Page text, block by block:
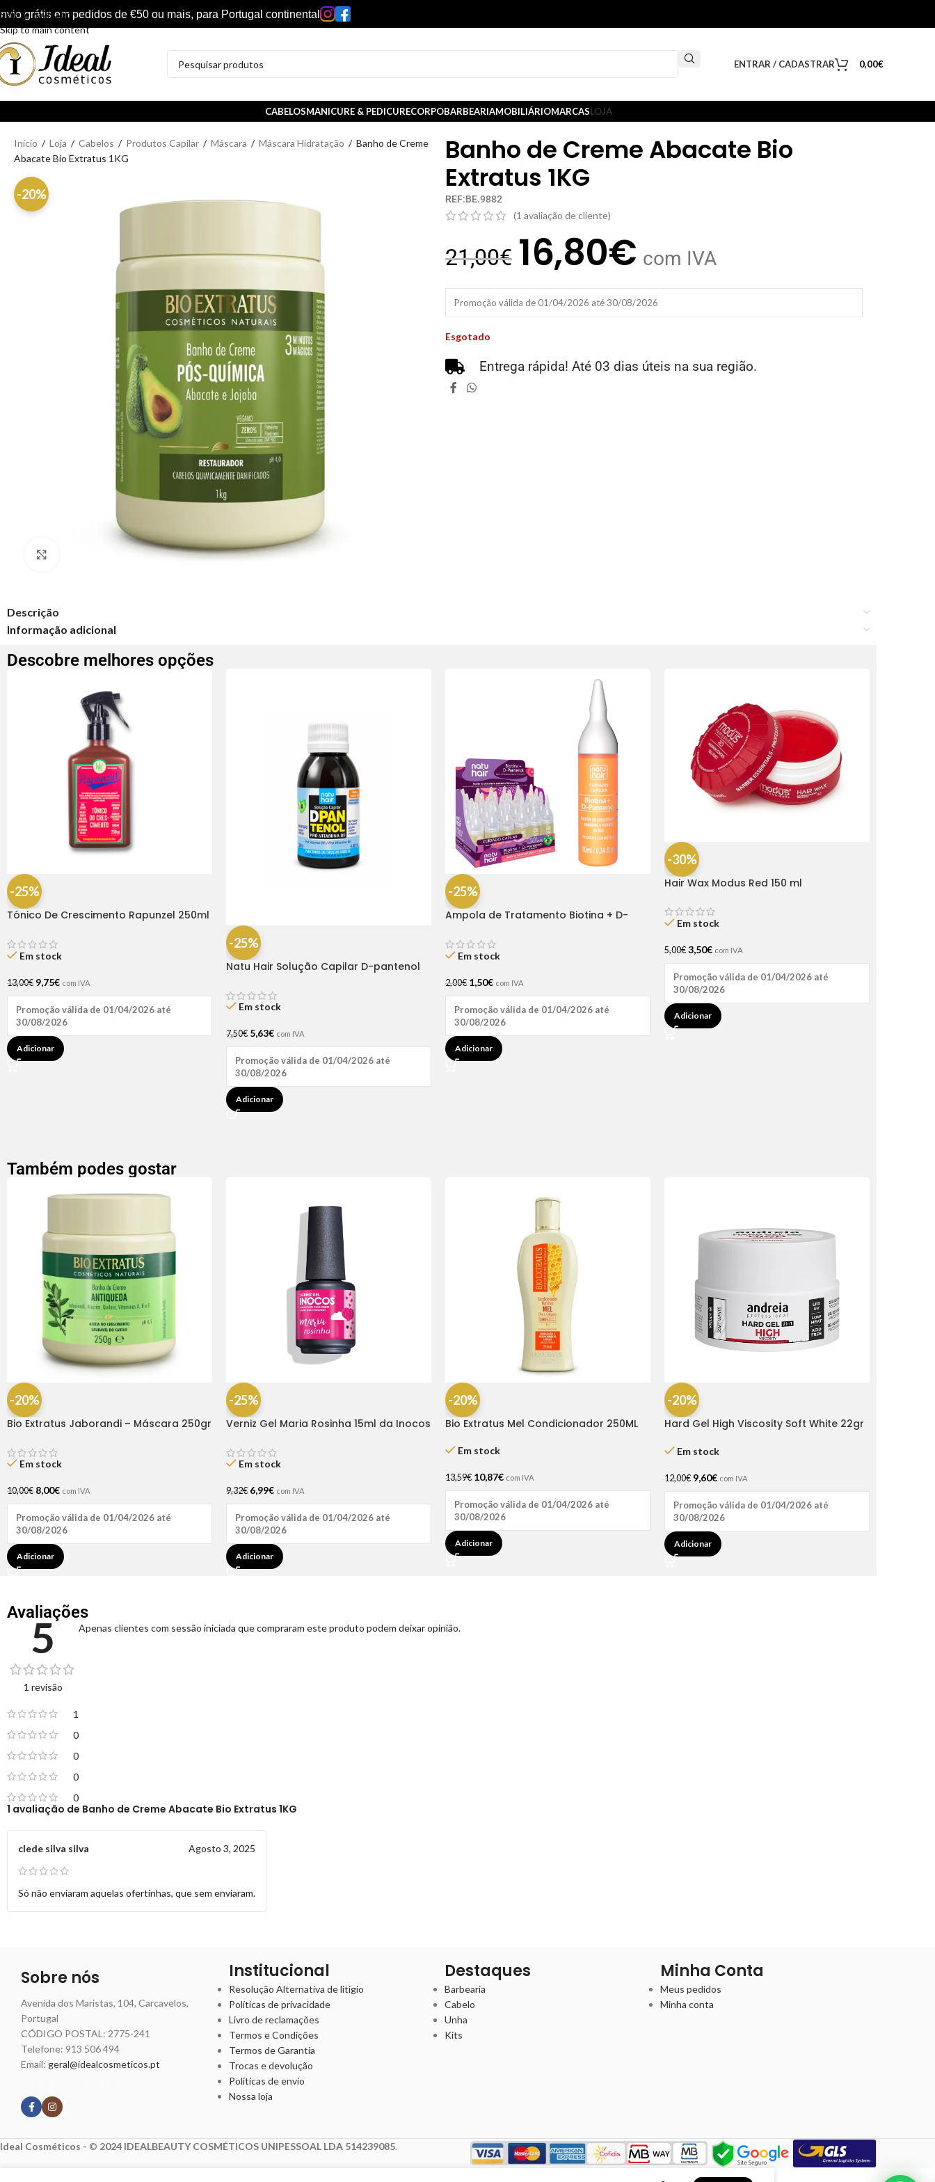
Skip to navigation
Skip to main content
grátis em pedidos de €50 ou mais, para Portugal continental
ENTRAR / CADASTRAR 0,00€
CABELOSMANICURE & PEDICURECORPOBARBEARIAMOBILIÁRIOMARCASLOJA
Início / Loja / Cabelos / Produtos Capilar / Máscara / Máscara Hidratação / Banho de Creme
Abacate Bio Extratus 1KG
-20%
Banho de Creme Abacate Bio
Extratus 1KG
REF:BE.9882
(1 avaliação de cliente)
21,00€ 16,80€ com IVA
Promoção válida de 01/04/2026 até 30/08/2026
Esgotado
Entrega rápida! Até 03 dias úteis na sua região.
Descrição
Informação adicional
Descobre melhores opções
-25%
Tónico De Crescimento Rapunzel 250ml
Em stock
13,00€ 9,75€ com IVA
Promoção válida de 01/04/2026 até
30/08/2026
Adicionar
-25%
Natu Hair Solução Capilar D-pantenol
Em stock
7,50€ 5,63€ com IVA
Promoção válida de 01/04/2026 até
30/08/2026
Adicionar
-25%
Ampola de Tratamento Biotina + D-
Em stock
2,00€ 1,50€ com IVA
Promoção válida de 01/04/2026 até
30/08/2026
Adicionar
-30%
Hair Wax Modus Red 150 ml
Em stock
5,00€ 3,50€ com IVA
Promoção válida de 01/04/2026 até
30/08/2026
Adicionar
Também podes gostar
-20%
Bio Extratus Jaborandi – Máscara 250gr
Em stock
10,00€ 8,00€ com IVA
Promoção válida de 01/04/2026 até
30/08/2026
Adicionar
-25%
Verniz Gel Maria Rosinha 15ml da Inocos
Em stock
9,32€ 6,99€ com IVA
Promoção válida de 01/04/2026 até
30/08/2026
Adicionar
-20%
Bio Extratus Mel Condicionador 250ML
Em stock
13,59€ 10,87€ com IVA
Promoção válida de 01/04/2026 até
30/08/2026
Adicionar
-20%
Hard Gel High Viscosity Soft White 22gr
Em stock
12,00€ 9,60€ com IVA
Promoção válida de 01/04/2026 até
30/08/2026
Adicionar
Avaliações
5
1 revisão
1
0
0
0
0
1 avaliação de Banho de Creme Abacate Bio Extratus 1KG
clede silva silva Agosto 3, 2025
Só não enviaram aquelas ofertinhas, que sem enviaram.
Apenas clientes com sessão iniciada que compraram este produto podem deixar opinião.
Sobre nós
Avenida dos Maristas, 104, Carcavelos,
Portugal
CÓDIGO POSTAL: 2775-241
Telefone: 913 506 494
Email: geral@idealcosmeticos.pt
Institucional
Resolução Alternativa de litígio
Políticas de privacidade
Livro de reclamações
Termos e Condições
Termos de Garantia
Trocas e devolução
Políticas de envio
Nossa loja
Destaques
Barbearia
Cabelo
Unha
Kits
Minha Conta
Meus pedidos
Minha conta
Ideal Cosméticos - © 2024 IDEALBEAUTY COSMÉTICOS UNIPESSOAL LDA 514239085.